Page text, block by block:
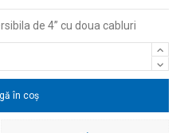
de 4” cu doua cabluri
în coș